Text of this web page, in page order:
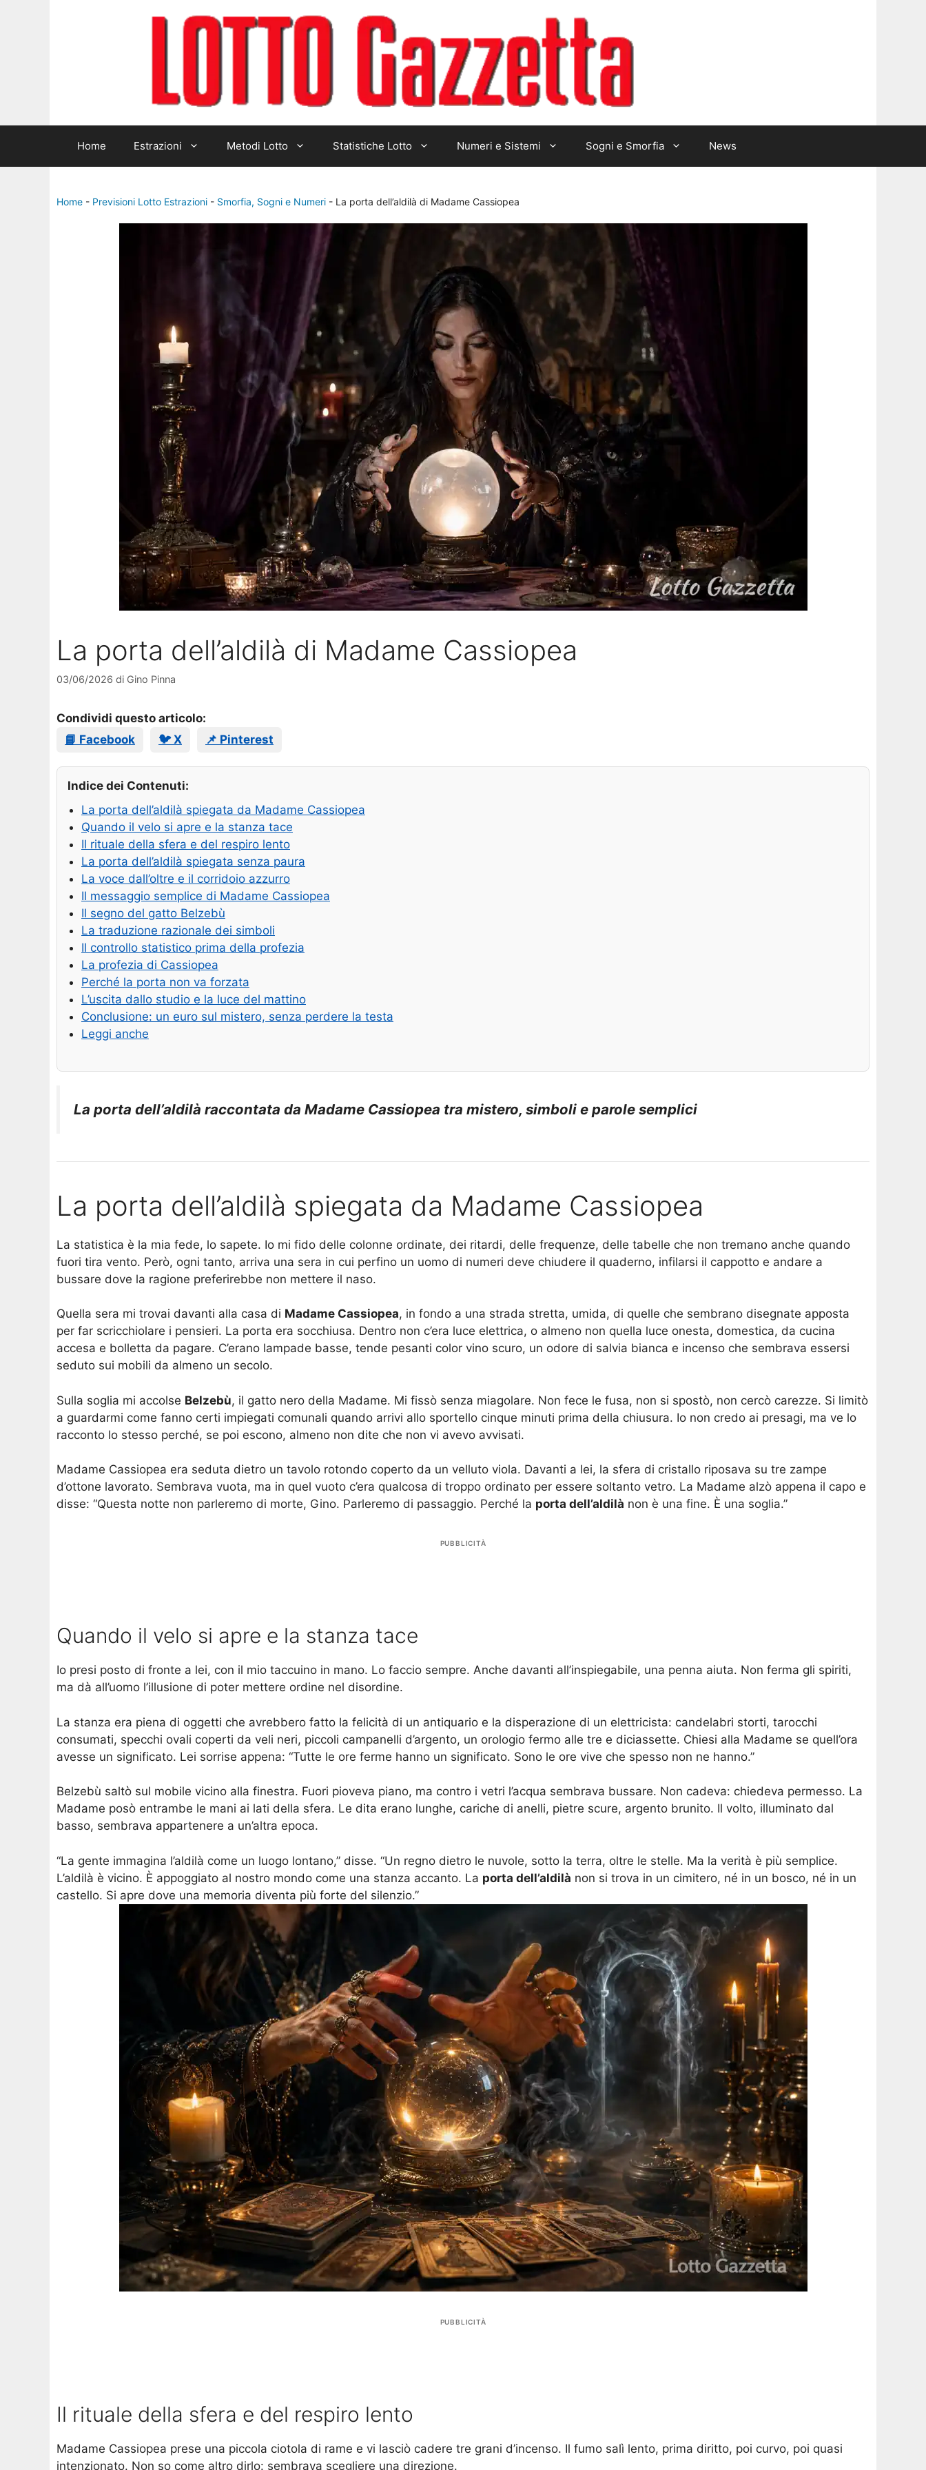
Home Estrazioni Metodi Lotto Statistiche Lotto Numeri e Sistemi Sogni e Smorfia News
Home - Previsioni Lotto Estrazioni - Smorfia, Sogni e Numeri - La porta dell’aldilà di Madame Cassiopea
La porta dell’aldilà di Madame Cassiopea
03/06/2026 di Gino Pinna
Condividi questo articolo:
📘 Facebook
🐦 X 📌 Pinterest
Indice dei Contenuti:
La porta dell’aldilà spiegata da Madame Cassiopea
Quando il velo si apre e la stanza tace
Il rituale della sfera e del respiro lento
La porta dell’aldilà spiegata senza paura
La voce dall’oltre e il corridoio azzurro
Il messaggio semplice di Madame Cassiopea
Il segno del gatto Belzebù
La traduzione razionale dei simboli
Il controllo statistico prima della profezia
La profezia di Cassiopea
Perché la porta non va forzata
L’uscita dallo studio e la luce del mattino
Conclusione: un euro sul mistero, senza perdere la testa
Leggi anche
La porta dell’aldilà raccontata da Madame Cassiopea tra mistero, simboli e parole semplici
La porta dell’aldilà spiegata da Madame Cassiopea
La statistica è la mia fede, lo sapete. Io mi fido delle colonne ordinate, dei ritardi, delle frequenze, delle tabelle che non tremano anche quando
fuori tira vento. Però, ogni tanto, arriva una sera in cui perfino un uomo di numeri deve chiudere il quaderno, infilarsi il cappotto e andare a
bussare dove la ragione preferirebbe non mettere il naso.
Quella sera mi trovai davanti alla casa di Madame Cassiopea, in fondo a una strada stretta, umida, di quelle che sembrano disegnate apposta
per far scricchiolare i pensieri. La porta era socchiusa. Dentro non c’era luce elettrica, o almeno non quella luce onesta, domestica, da cucina
accesa e bolletta da pagare. C’erano lampade basse, tende pesanti color vino scuro, un odore di salvia bianca e incenso che sembrava essersi
seduto sui mobili da almeno un secolo.
Sulla soglia mi accolse Belzebù, il gatto nero della Madame. Mi fissò senza miagolare. Non fece le fusa, non si spostò, non cercò carezze. Si limitò
a guardarmi come fanno certi impiegati comunali quando arrivi allo sportello cinque minuti prima della chiusura. Io non credo ai presagi, ma ve lo
racconto lo stesso perché, se poi escono, almeno non dite che non vi avevo avvisati.
Madame Cassiopea era seduta dietro un tavolo rotondo coperto da un velluto viola. Davanti a lei, la sfera di cristallo riposava su tre zampe
d’ottone lavorato. Sembrava vuota, ma in quel vuoto c’era qualcosa di troppo ordinato per essere soltanto vetro. La Madame alzò appena il capo e
disse: “Questa notte non parleremo di morte, Gino. Parleremo di passaggio. Perché la porta dell’aldilà non è una fine. È una soglia.”
PUBBLICITÀ
Quando il velo si apre e la stanza tace
Io presi posto di fronte a lei, con il mio taccuino in mano. Lo faccio sempre. Anche davanti all’inspiegabile, una penna aiuta. Non ferma gli spiriti,
ma dà all’uomo l’illusione di poter mettere ordine nel disordine.
La stanza era piena di oggetti che avrebbero fatto la felicità di un antiquario e la disperazione di un elettricista: candelabri storti, tarocchi
consumati, specchi ovali coperti da veli neri, piccoli campanelli d’argento, un orologio fermo alle tre e diciassette. Chiesi alla Madame se quell’ora
avesse un significato. Lei sorrise appena: “Tutte le ore ferme hanno un significato. Sono le ore vive che spesso non ne hanno.”
Belzebù saltò sul mobile vicino alla finestra. Fuori pioveva piano, ma contro i vetri l’acqua sembrava bussare. Non cadeva: chiedeva permesso. La
Madame posò entrambe le mani ai lati della sfera. Le dita erano lunghe, cariche di anelli, pietre scure, argento brunito. Il volto, illuminato dal
basso, sembrava appartenere a un’altra epoca.
“La gente immagina l’aldilà come un luogo lontano,” disse. “Un regno dietro le nuvole, sotto la terra, oltre le stelle. Ma la verità è più semplice.
L’aldilà è vicino. È appoggiato al nostro mondo come una stanza accanto. La porta dell’aldilà non si trova in un cimitero, né in un bosco, né in un
castello. Si apre dove una memoria diventa più forte del silenzio.”
PUBBLICITÀ
Il rituale della sfera e del respiro lento
Madame Cassiopea prese una piccola ciotola di rame e vi lasciò cadere tre grani d’incenso. Il fumo salì lento, prima diritto, poi curvo, poi quasi
intenzionato. Non so come altro dirlo: sembrava scegliere una direzione.